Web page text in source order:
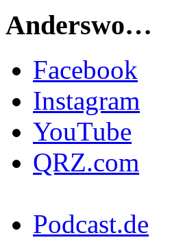
Anderswo…
Facebook
Instagram
YouTube
QRZ.com
Podcast.de